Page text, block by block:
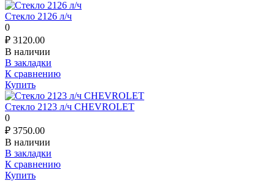
Стекло 2126 л/ч
0
₽ 3120.00
В наличии
В закладки
К сравнению
Купить
Стекло 2123 л/ч CHEVROLET
0
₽ 3750.00
В наличии
В закладки
К сравнению
Купить